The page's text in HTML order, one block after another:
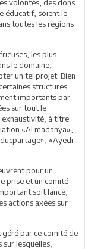
volontés, des dons
éducatif, soient le
toutes les régions
les plus
le domaine,
un tel projet. Bien
structures
importants par
sur tout le
à titre
«Al madanya»,
«Ayedi
pour un
prise et un comité
soit lancé,
actions axées sur
par ce comité de
lesquelles,